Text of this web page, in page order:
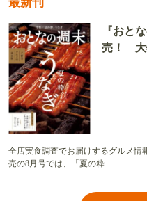
『おと
売！ 大
全店実食調査でお届けするグルメ情
売の8月号では、「夏の粋…